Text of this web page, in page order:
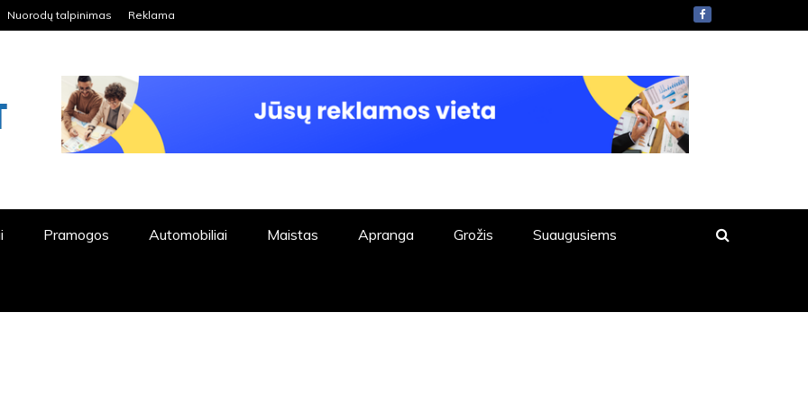
Nuorodų talpinimas Reklama
Pramogos Automobiliai Maistas Apranga Grožis Suaugusiems